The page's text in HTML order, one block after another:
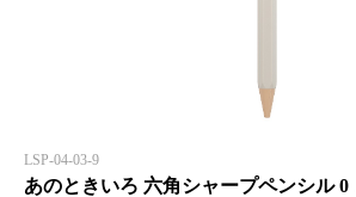
LSP-04-03-9
あのときいろ 六角シャープペンシル 0